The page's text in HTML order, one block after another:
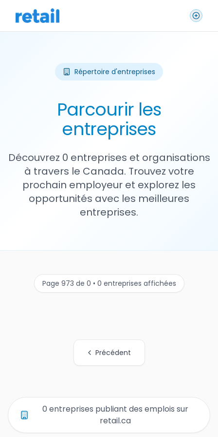
Répertoire d'entreprises
Parcourir les
entreprises
Découvrez 0 entreprises et organisations
à travers le Canada. Trouvez votre
prochain employeur et explorez les
opportunités avec les meilleures
entreprises.
Page 973 de 0 • 0 entreprises affichées
Précédent
0 entreprises publiant des emplois sur
retail.ca